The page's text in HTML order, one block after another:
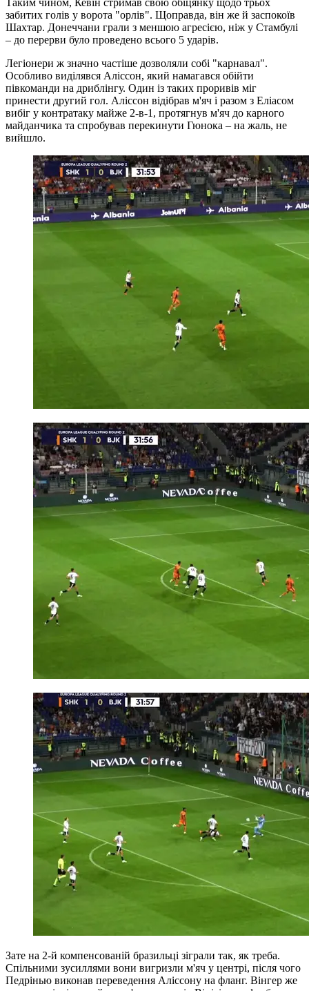
Таким чином, Кевін стримав свою обіцянку щодо трьох
забитих голів у ворота "орлів". Щоправда, він же й заспокоїв
Шахтар. Донеччани грали з меншою агресією, ніж у Стамбулі
– до перерви було проведено всього 5 ударів.
Легіонери ж значно частіше дозволяли собі "карнавал".
Особливо виділявся Аліссон, який намагався обійти
півкоманди на дриблінгу. Один із таких проривів міг
принести другий гол. Аліссон відібрав м'яч і разом з Еліасом
вибіг у контратаку майже 2-в-1, протягнув м'яч до карного
майданчика та спробував перекинути Гюнока – на жаль, не
вийшло.
Зате на 2-й компенсованій бразильці зіграли так, як треба.
Спільними зусиллями вони вигризли м'яч у центрі, після чого
Педрінью виконав переведення Аліссону на фланг. Вінгер же